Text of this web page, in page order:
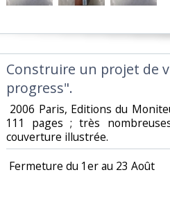
‎Construire un projet de
progress".‎
2006 Paris, Editions du
111 pages ; très
couverture illustrée. ‎
‎ Fermeture du 1er au 23 Août‎